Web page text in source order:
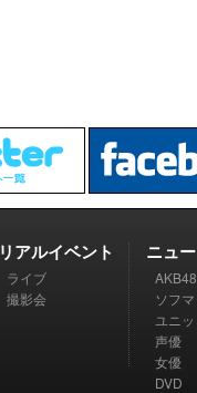
リアルイベント
ライブ
撮影会
ニュ
AKB48
ソフ
ユニ
声優
女優
DVD